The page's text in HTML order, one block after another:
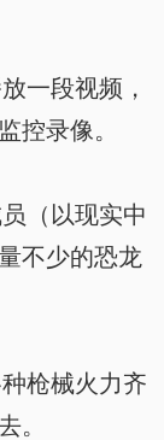
一段视频，
控录像。
（以现实中
不少的恐龙
枪械火力齐
。